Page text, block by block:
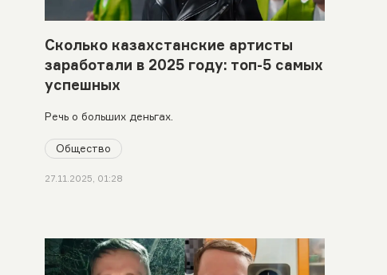
Сколько казахстанские артисты
заработали в 2025 году: топ-5 самых
успешных
Речь о больших деньгах.
Общество
27.11.2025, 01:28